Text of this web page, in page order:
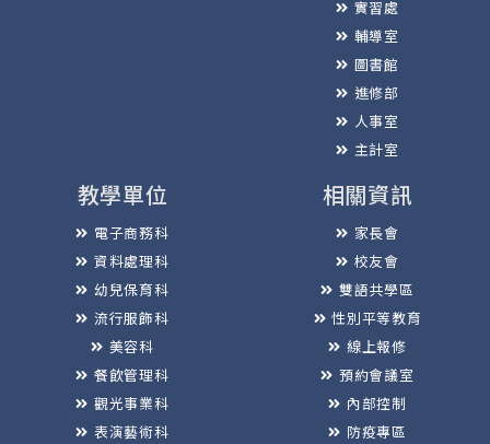
實習處
輔導室
圖書館
進修部
人事室
主計室
教學單位
電子商務科
資料處理科
幼兒保育科
流行服飾科
美容科
餐飲管理科
觀光事業科
表演藝術科
相關資訊
家長會
校友會
雙語共學區
性別平等教育
線上報修
預約會議室
內部控制
防疫專區